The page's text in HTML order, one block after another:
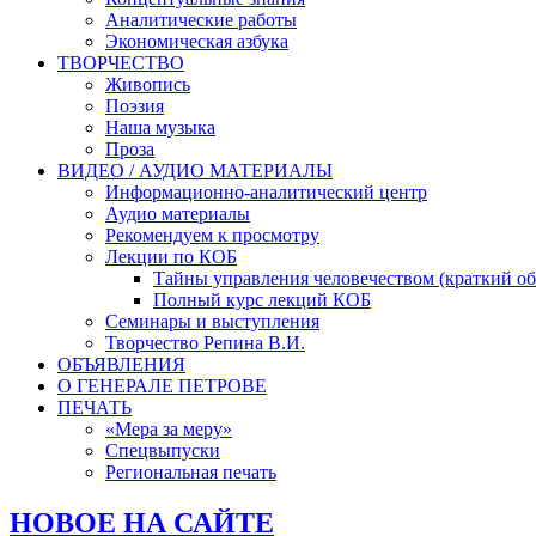
Аналитические работы
Экономическая азбука
ТВОРЧЕСТВО
Живопись
Поэзия
Наша музыка
Проза
ВИДЕО / АУДИО МАТЕРИАЛЫ
Информационно-аналитический центр
Аудио материалы
Рекомендуем к просмотру
Лекции по КОБ
Тайны управления человечеством (краткий
Полный курс лекций КОБ
Семинары и выступления
Творчество Репина В.И.
ОБЪЯВЛЕНИЯ
О ГЕНЕРАЛЕ ПЕТРОВЕ
ПЕЧАТЬ
«Мера за меру»
Спецвыпуски
Региональная печать
НОВОЕ НА САЙТЕ